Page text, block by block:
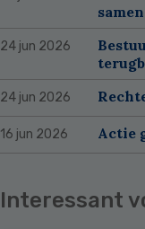
24 jun 2026
24 jun 2026
16 jun 2026 Actie
Interessant